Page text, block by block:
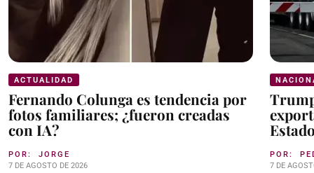
ACTUALIDAD
Fernando Colunga es tendencia por
fotos familiares; ¿fueron creadas
con IA?
POR: JORGE
7 DE AGOSTO DE 2026
POR:
7 DE